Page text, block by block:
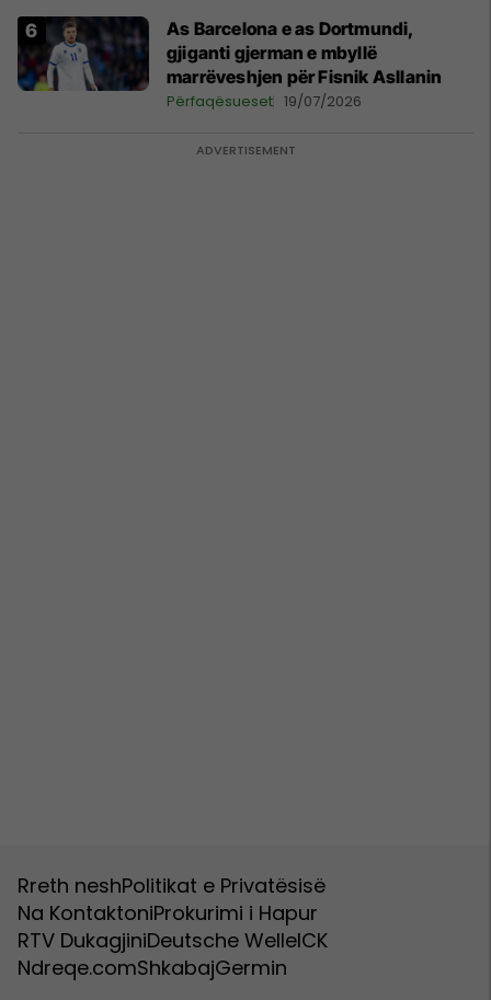
As Barcelona e as Dortmundi,
gjiganti gjerman e mbyllë
marrëveshjen për Fisnik Asllanin
Përfaqësueset 19/07/2026
Rreth neshPolitikat e Privatësisë
Na KontaktoniProkurimi i Hapur
RTV DukagjiniDeutsche WelleICK
Ndreqe.comShkabajGermin